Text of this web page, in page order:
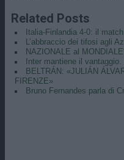
Related Posts
Italia-Finlandia 4-0: il
L’abbraccio dei tifosi agli
NAZIONALE al
Inter mantiene il
BELTRÁN: «JULIÁN
FIRENZE»
Bruno Fernandes parla di